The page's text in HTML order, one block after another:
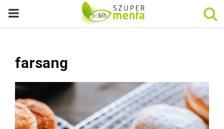
P
M
A
farsang